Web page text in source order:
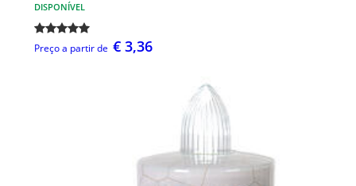
DISPONÍVEL
Preço a partir de € 3,36